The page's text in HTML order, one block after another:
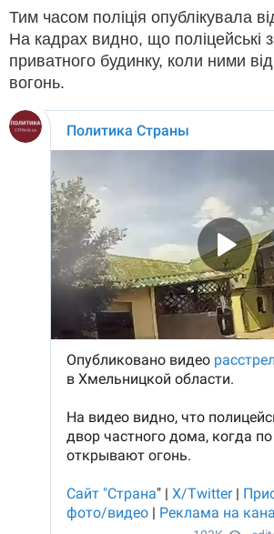
Тим часом поліція опублікувала
На кадрах видно, що поліцейські
приватного будинку, коли ними
вогонь.